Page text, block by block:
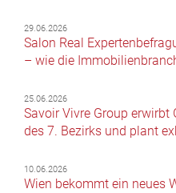
29.06.2026
Salon Real
– wie die
25.06.2026
Savoir Vivre Group
des 7. Bezirks und plant
10.06.2026
Wien bekommt ein neues